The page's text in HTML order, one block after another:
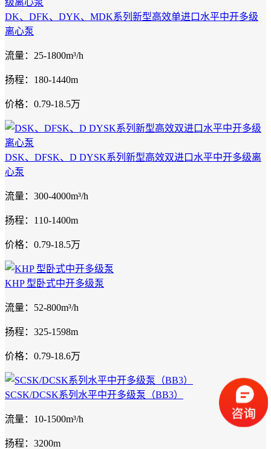
DK、DFK、DYK、MDK系列新型高效单进口水平中开多级
离心泵
流量：25-1800m³/h
扬程：180-1440m
价格：0.79-18.5万
DSK、DFSK、D DYSK系列新型高效双进口水平中开多级离
心泵
流量：300-4000m³/h
扬程：110-1400m
价格：0.79-18.5万
KHP 型卧式中开多级泵
流量：52-800m³/h
扬程：325-1598m
价格：0.79-18.6万
SCSK/DCSK系列水平中开多级泵（BB3）
流量：10-1500m³/h
扬程：3200m